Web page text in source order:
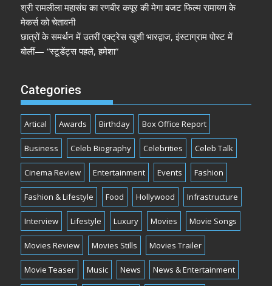
श्री रामलीला महासंघ का रणबीर कपूर की मेगा बजट फिल्म रामायण के
मेकर्स को चेतावनी
छात्रों के समर्थन में उतरीं एक्ट्रेस खुशी भारद्वाज, इंस्टाग्राम पोस्ट में
बोलीं— “स्टूडेंट्स पहले, हमेशा”
Categories
Artical Awards Birthday Box Office Report
Business Celeb Biography Celebrities Celeb Talk
Cinema Review Entertainment Events Fashion
Fashion & Lifestyle Food Hollywood Infrastructure
Interview Lifestyle Luxury Movies Movie Songs
Movies Review Movies Stills Movies Trailer
Movie Teaser Music News News & Entertainment